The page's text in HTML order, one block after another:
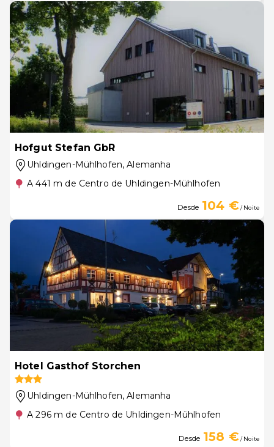
Hofgut Stefan GbR
Uhldingen-Mühlhofen, Alemanha
A 441 m de Centro de Uhldingen-Mühlhofen
Desde 104 €/ Noite
Hotel Gasthof Storchen
Uhldingen-Mühlhofen, Alemanha
A 296 m de Centro de Uhldingen-Mühlhofen
Desde 158 €/ Noite